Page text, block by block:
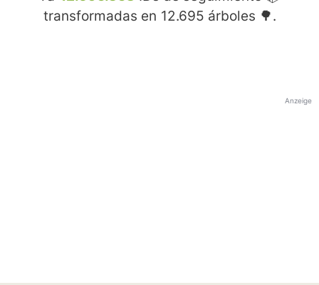
transformadas en 12.695 árboles 🌳.
Anzeige